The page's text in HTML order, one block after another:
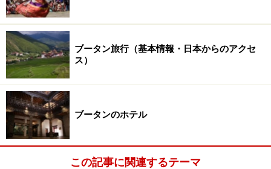
が合流するところにあり、まさに合流点にプナカゾンと
いう僧院と行政施設を兼ねた城塞が存在します。川べり
に存在するプナカゾンの風景は、旅行者に取っては絶好
の写真スポットになっております。
プナカのゾン
※記事内容は執筆時点のものです。最新の内容をご確認くださ
ブータン旅行（基本情報・日本からのアクセ
ス）
ブータンのホテル
この記事に関連するテーマ